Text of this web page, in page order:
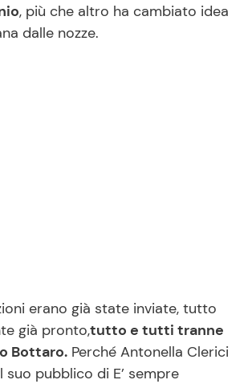
Ricette Facili e Veloci
, più che altro ha cambiato idea
dalle nozze.
erano già state inviate, tutto
già pronto,tutto e tutti tranne
Bottaro. Perché Antonella Clerici
suo pubblico di E’ sempre